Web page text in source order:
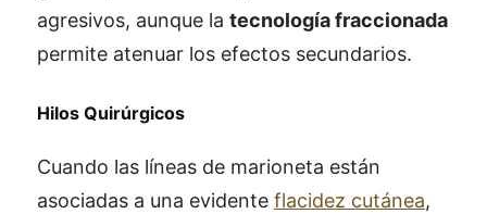
agresivos, aunque la tecnología fraccionada
permite atenuar los efectos secundarios.
Hilos Quirúrgicos
Cuando las líneas de marioneta están
asociadas a una evidente flacidez cutánea,